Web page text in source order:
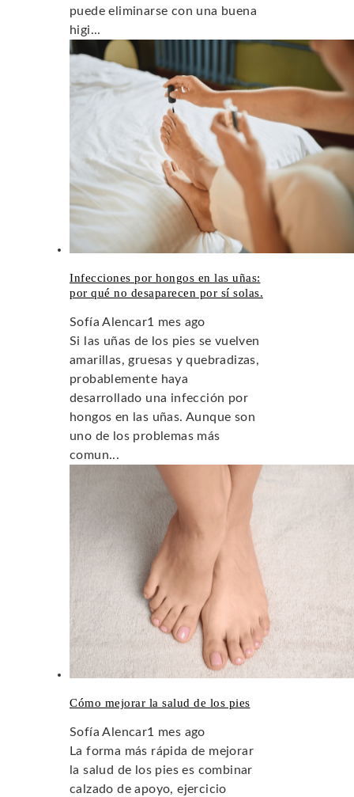
puede eliminarse con una buena
higi...
Infecciones por hongos en las uñas:
por qué no desaparecen por sí solas.
Sofía Alencar1 mes ago
Si las uñas de los pies se vuelven
amarillas, gruesas y quebradizas,
probablemente haya
desarrollado una infección por
hongos en las uñas. Aunque son
uno de los problemas más
comun...
Cómo mejorar la salud de los pies
Sofía Alencar1 mes ago
La forma más rápida de mejorar
la salud de los pies es combinar
calzado de apoyo, ejercicio